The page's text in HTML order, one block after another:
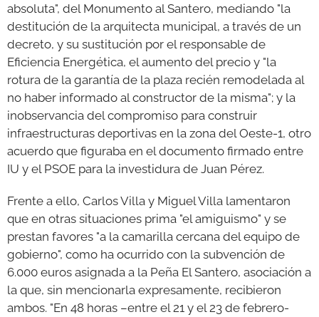
absoluta", del Monumento al Santero, mediando "la
destitución de la arquitecta municipal, a través de un
decreto, y su sustitución por el responsable de
Eficiencia Energética, el aumento del precio y "la
rotura de la garantía de la plaza recién remodelada al
no haber informado al constructor de la misma"; y la
inobservancia del compromiso para construir
infraestructuras deportivas en la zona del Oeste-1, otro
acuerdo que figuraba en el documento firmado entre
IU y el PSOE para la investidura de Juan Pérez.
Frente a ello, Carlos Villa y Miguel Villa lamentaron
que en otras situaciones prima "el amiguismo" y se
prestan favores "a la camarilla cercana del equipo de
gobierno", como ha ocurrido con la subvención de
6.000 euros asignada a la Peña El Santero, asociación a
la que, sin mencionarla expresamente, recibieron
ambos. "En 48 horas –entre el 21 y el 23 de febrero-